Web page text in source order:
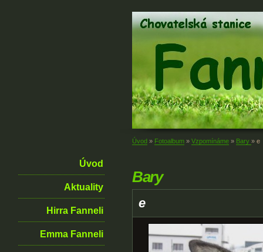
Úvod
Aktuality
Hirra Fanneli
Emma Fanneli
Úvod » Fotoalbum » Vzpomínáme » Bary » e
Bary
e